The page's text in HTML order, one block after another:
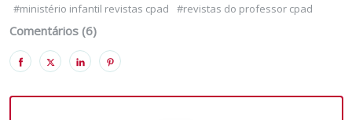
#ministério infantil revistas cpad
#revistas do professor cpad
Comentários (6)